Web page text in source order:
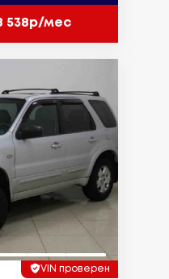
538р/мес
VIN проверен